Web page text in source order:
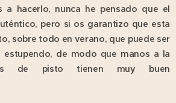
a hacerlo, nunca he pensado que el
pero si os garantizo que esta
sobre todo en verano, que puede ser
de modo que manos a la
de pisto tienen muy buen